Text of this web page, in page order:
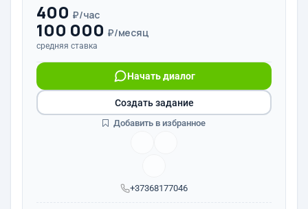
400 ₽/час
100 000 ₽/месяц
средняя ставка
+37368177046
Начать диалог
Создать задание
Добавить в избранное